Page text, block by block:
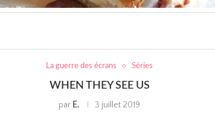
La guerre des écrans Séries
WHEN THEY SEE US
par E. 3 juillet 2019